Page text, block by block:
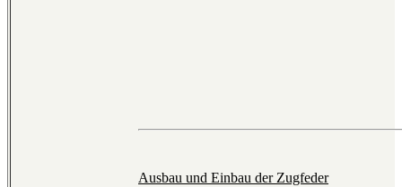
Ausbau und Einbau der Zugfeder